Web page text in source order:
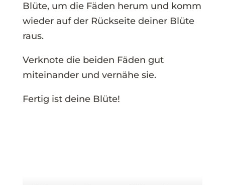
Blüte, um die Fäden herum und komm
wieder auf der Rückseite deiner Blüte
raus.
Verknote die beiden Fäden gut
miteinander und vernähe sie.
Fertig ist deine Blüte!